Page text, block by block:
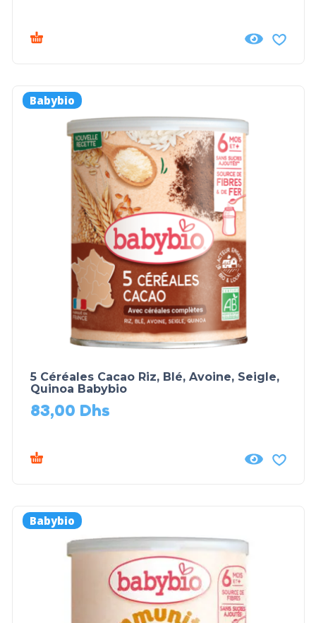
Babybio
5 Céréales Cacao Riz, Blé, Avoine, Seigle,
Quinoa Babybio
83,00 Dhs
Babybio